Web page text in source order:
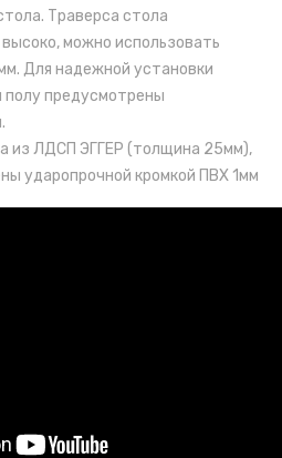
Траверса стола
можно использовать
Для надежной установки
полу предусмотрены
из ЛДСП ЭГГЕР (толщина 25мм),
ударопрочной кромкой ПВХ 1мм